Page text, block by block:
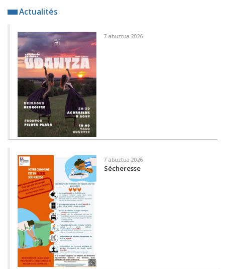
Actualités
7 abuztua 2026
7 abuztua 2026
Sécheresse